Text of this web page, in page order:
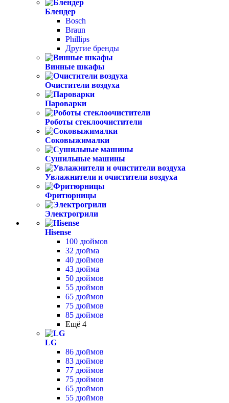
Блендер
Bosch
Braun
Phillips
Другие бренды
Винные шкафы
Очистители воздуха
Пароварки
Роботы стеклоочистители
Соковыжималки
Сушильные машины
Увлажнители и очистители воздуха
Фритюрницы
Электрогрили
Hisense
100 дюймов
32 дюйма
40 дюймов
43 дюйма
50 дюймов
55 дюймов
65 дюймов
75 дюймов
85 дюймов
Ещё 4
LG
86 дюймов
83 дюймов
77 дюймов
75 дюймов
65 дюймов
55 дюймов